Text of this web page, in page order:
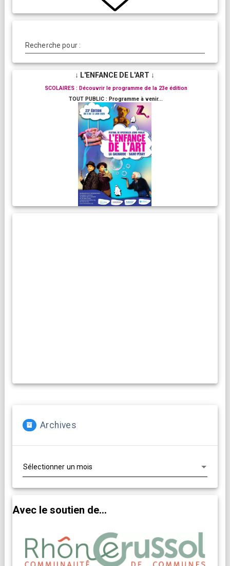
Recherche pour :
↓ L'ENFANCE DE L'ART ↓
SCOLAIRES : Découvrir le programme de la 23e édition
TOUT PUBLIC : Programme à venir...
Archives
Avec le soutien de...